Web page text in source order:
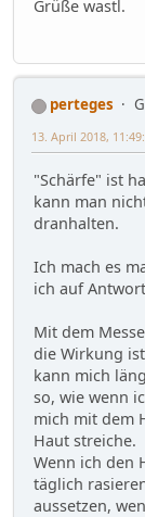
Grüße wastl.
perteges
13. April 2018,
"Schärfe" ist
kann man
dranhalten.
Ich mach es
ich auf
Mit dem
die Wirkung
kann mich
so, wie wenn
mich mit dem
Haut streiche.
Wenn ich den
täglich
aussetzen,